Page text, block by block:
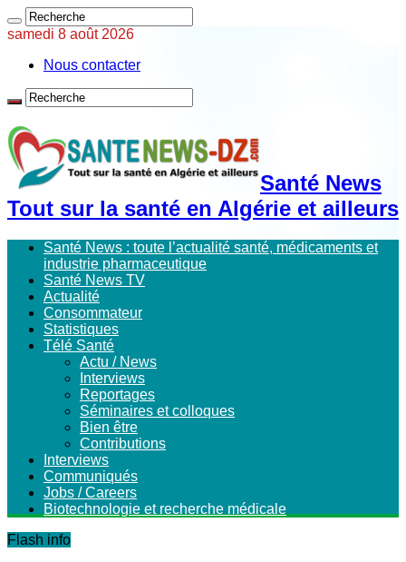
samedi 8 août 2026
Nous contacter
Santé News
Tout sur la santé en Algérie et ailleurs
Santé News : toute l’actualité santé, médicaments et
industrie pharmaceutique
Santé News TV
Actualité
Consommateur
Statistiques
Télé Santé
Actu / News
Interviews
Reportages
Séminaires et colloques
Bien être
Contributions
Interviews
Communiqués
Jobs / Careers
Biotechnologie et recherche médicale
Flash info